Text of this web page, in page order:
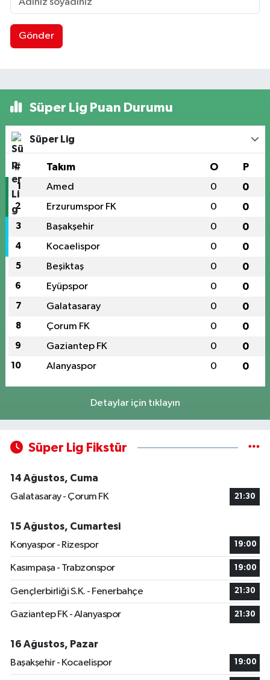
Gönder
Süper Lig Puan Durumu
Süper Lig
# Takım O P
1 Amed 0 0
2 Erzurumspor FK 0 0
3 Başakşehir 0 0
4 Kocaelispor 0 0
5 Beşiktaş 0 0
6 Eyüpspor 0 0
7 Galatasaray 0 0
8 Çorum FK 0 0
9 Gaziantep FK 0 0
10 Alanyaspor 0 0
Detaylar için tıklayın
Süper Lig Fikstür
14 Ağustos, Cuma
Galatasaray - Çorum FK
21:30
15 Ağustos, Cumartesi
Konyaspor - Rizespor
19:00
Kasımpaşa - Trabzonspor 19:00
Gençlerbirliği S.K. - Fenerbahçe 21:30
Gaziantep FK - Alanyaspor 21:30
16 Ağustos, Pazar
Başakşehir - Kocaelispor
19:00